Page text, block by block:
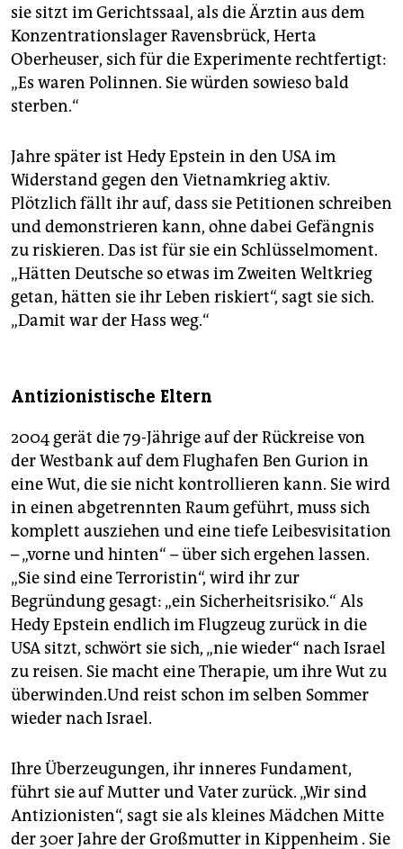
sie sitzt im Gerichtssaal, als die Ärztin aus dem
Konzentrationslager Ravensbrück, Herta
Oberheuser, sich für die Experimente rechtfertigt:
„Es waren Polinnen. Sie würden sowieso bald
sterben.“
Jahre später ist Hedy Epstein in den USA im
Widerstand gegen den Vietnamkrieg aktiv.
Plötzlich fällt ihr auf, dass sie Petitionen schreiben
und demonstrieren kann, ohne dabei Gefängnis
zu riskieren. Das ist für sie ein Schlüsselmoment.
„Hätten Deutsche so etwas im Zweiten Weltkrieg
getan, hätten sie ihr Leben riskiert“, sagt sie sich.
„Damit war der Hass weg.“
Antizionistische Eltern
2004 gerät die 79-Jährige auf der Rückreise von
der Westbank auf dem Flughafen Ben Gurion in
eine Wut, die sie nicht kontrollieren kann. Sie wird
in einen abgetrennten Raum geführt, muss sich
komplett ausziehen und eine tiefe Leibesvisitation
– „vorne und hinten“ – über sich ergehen lassen.
„Sie sind eine Terroristin“, wird ihr zur
Begründung gesagt: „ein Sicherheitsrisiko.“ Als
Hedy Epstein endlich im Flugzeug zurück in die
USA sitzt, schwört sie sich, „nie wieder“ nach Israel
zu reisen. Sie macht eine Therapie, um ihre Wut zu
überwinden.Und reist schon im selben Sommer
wieder nach Israel.
Ihre Überzeugungen, ihr inneres Fundament,
führt sie auf Mutter und Vater zurück. „Wir sind
Antizionisten“, sagt sie als kleines Mädchen Mitte
der 30er Jahre der Großmutter in Kippenheim . Sie